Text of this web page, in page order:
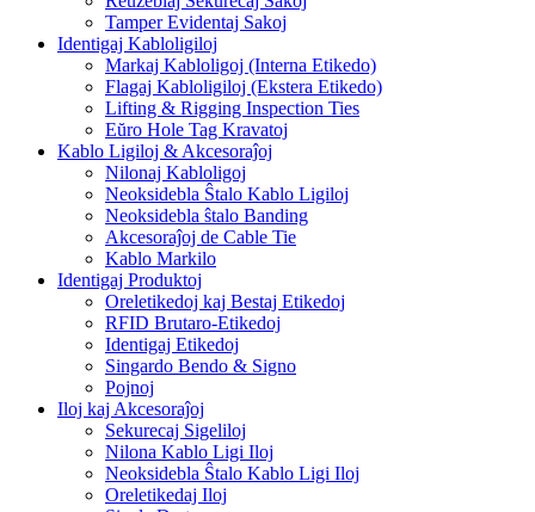
Tamper Evidentaj Sakoj
Identigaj Kabloligiloj
Markaj Kabloligoj (Interna Etikedo)
Flagaj Kabloligiloj (Ekstera Etikedo)
Lifting & Rigging Inspection Ties
Eŭro Hole Tag Kravatoj
Kablo Ligiloj & Akcesoraĵoj
Nilonaj Kabloligoj
Neoksidebla Ŝtalo Kablo Ligiloj
Neoksidebla ŝtalo Banding
Akcesoraĵoj de Cable Tie
Kablo Markilo
Identigaj Produktoj
Oreletikedoj kaj Bestaj Etikedoj
RFID Brutaro-Etikedoj
Identigaj Etikedoj
Singardo Bendo & Signo
Pojnoj
Iloj kaj Akcesoraĵoj
Sekurecaj Sigeliloj
Nilona Kablo Ligi Iloj
Neoksidebla Ŝtalo Kablo Ligi Iloj
Oreletikedaj Iloj